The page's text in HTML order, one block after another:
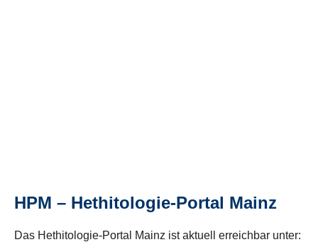
HPM – Hethitologie-Portal Mainz
Das Hethitologie-Portal Mainz ist aktuell erreichbar unter: